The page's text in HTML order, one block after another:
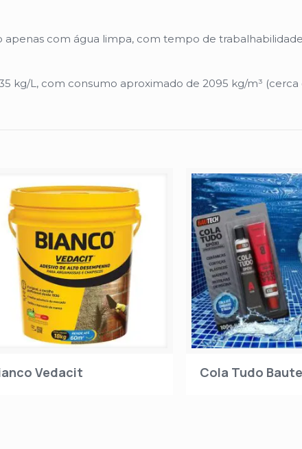
com água limpa, com tempo de
kg/L, com consumo aproximado de 2095 kg/m³ (cerca
Vedacit Cola Tudo